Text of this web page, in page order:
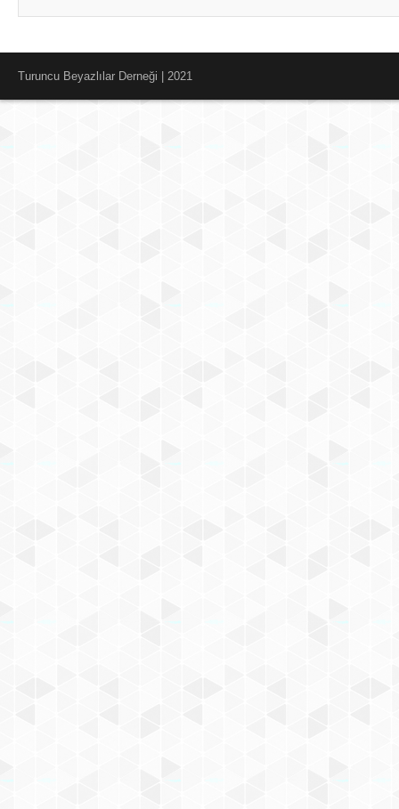
Turuncu Beyazlılar Derneği | 2021